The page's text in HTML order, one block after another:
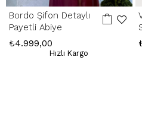
Bordo Şifon Detaylı
Payetli Abiye
₺4.999,00
Hızlı Kargo